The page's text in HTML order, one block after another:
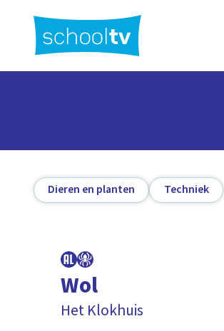
hoofdinhoud
Dieren en planten Techniek
Wol
Het Klokhuis